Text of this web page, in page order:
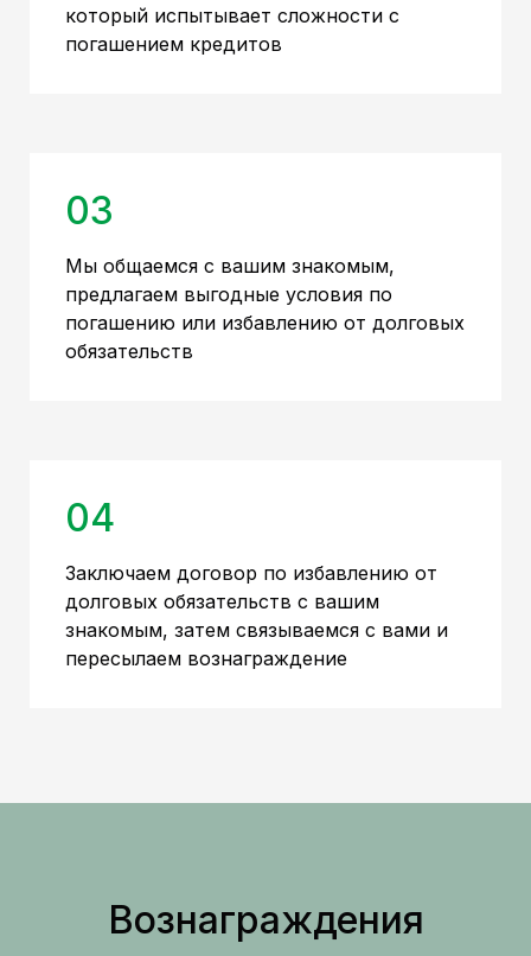
который испытывает сложности с
погашением кредитов
03
Мы общаемся с вашим знакомым,
предлагаем выгодные условия по
погашению или избавлению от долговых
обязательств
04
Заключаем договор по избавлению от
долговых обязательств с вашим
знакомым, затем связываемся с вами и
пересылаем вознаграждение
Вознаграждения